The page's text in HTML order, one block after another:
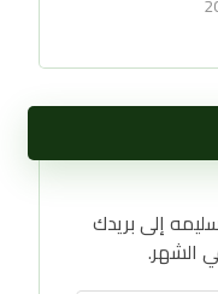
إلى بريدك
الشهر.